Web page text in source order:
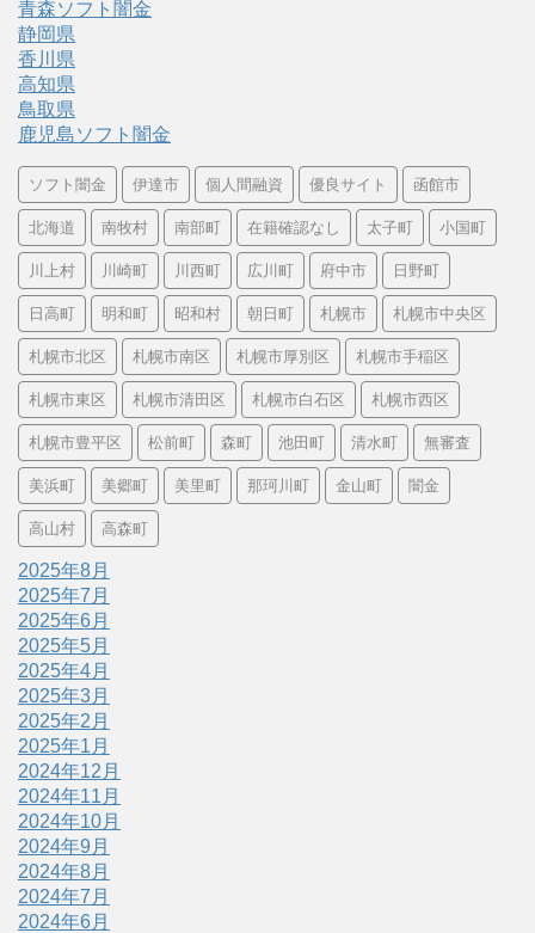
青森ソフト闇金
静岡県
香川県
高知県
鳥取県
鹿児島ソフト闇金
ソフト闇金 伊達市 個人間融資 優良サイト 函館市
北海道 南牧村 南部町 在籍確認なし 太子町 小国町
川上村 川崎町 川西町 広川町 府中市 日野町
日高町 明和町 昭和村 朝日町 札幌市 札幌市中央区
札幌市北区 札幌市南区 札幌市厚別区 札幌市手稲区
札幌市東区 札幌市清田区 札幌市白石区 札幌市西区
札幌市豊平区 松前町 森町 池田町 清水町 無審査
美浜町 美郷町 美里町 那珂川町 金山町 闇金
高山村 高森町
2025年8月
2025年7月
2025年6月
2025年5月
2025年4月
2025年3月
2025年2月
2025年1月
2024年12月
2024年11月
2024年10月
2024年9月
2024年8月
2024年7月
2024年6月